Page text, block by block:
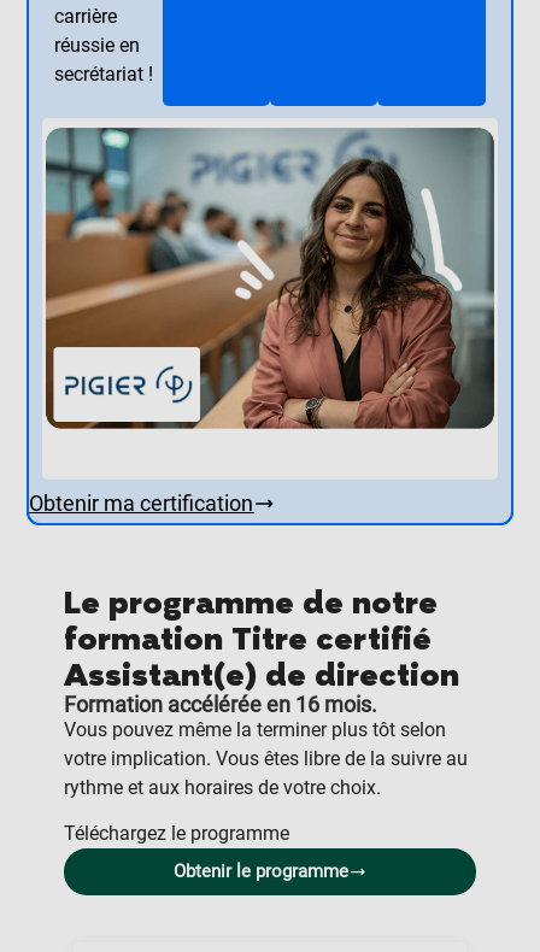
carrière
réussie en
secrétariat !
Obtenir ma certification
Le programme de notre
formation Titre certifié
Assistant(e) de direction
Formation accélérée en 16 mois.
Vous pouvez même la terminer plus tôt selon
votre implication. Vous êtes libre de la suivre au
rythme et aux horaires de votre choix.
Téléchargez le programme
Obtenir le programme